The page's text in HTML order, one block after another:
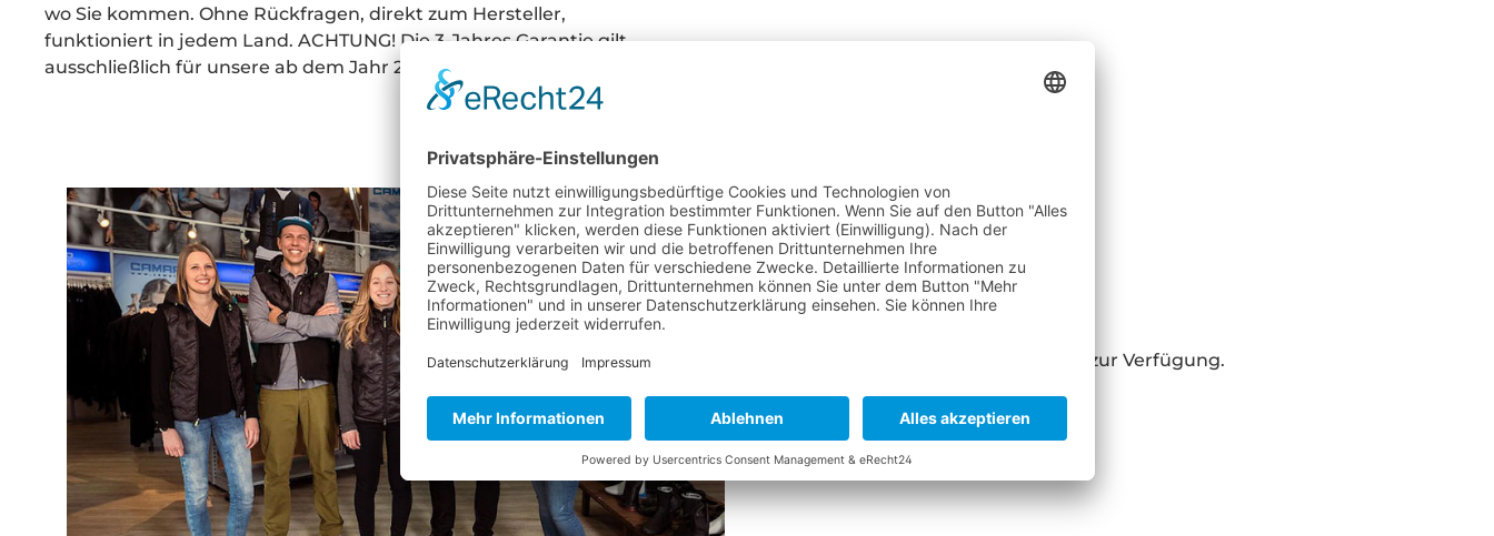
wo Sie kommen. Ohne Rückfragen, direkt zum Hersteller,
funktioniert in jedem Land. ACHTUNG! Die 3-Jahres Garantie gilt
ausschließlich für unsere ab dem Jahr 2023 gekauften Anzüge!
Gibt es noch Fragen?
Wir stehen Ihnen gerne persönlich zur Verfügung.
sales@camaro.at
Tel:
+43 6232 4201 0